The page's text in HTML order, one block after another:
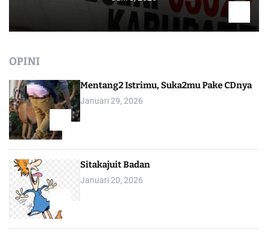
OPINI
Mentang2 Istrimu, Suka2mu Pake CDnya
Januari 29, 2026
Sitakajuit Badan
Januari 20, 2026